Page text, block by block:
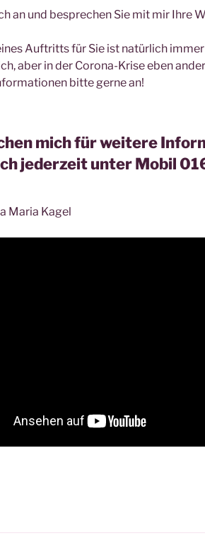
an und besprechen Sie mit mir Ihre
Auftritts für Sie ist natürlich
aber in der Corona-Krise eben
bitte gerne an!
mich für weitere
jederzeit unter Mobil
Maria Kagel